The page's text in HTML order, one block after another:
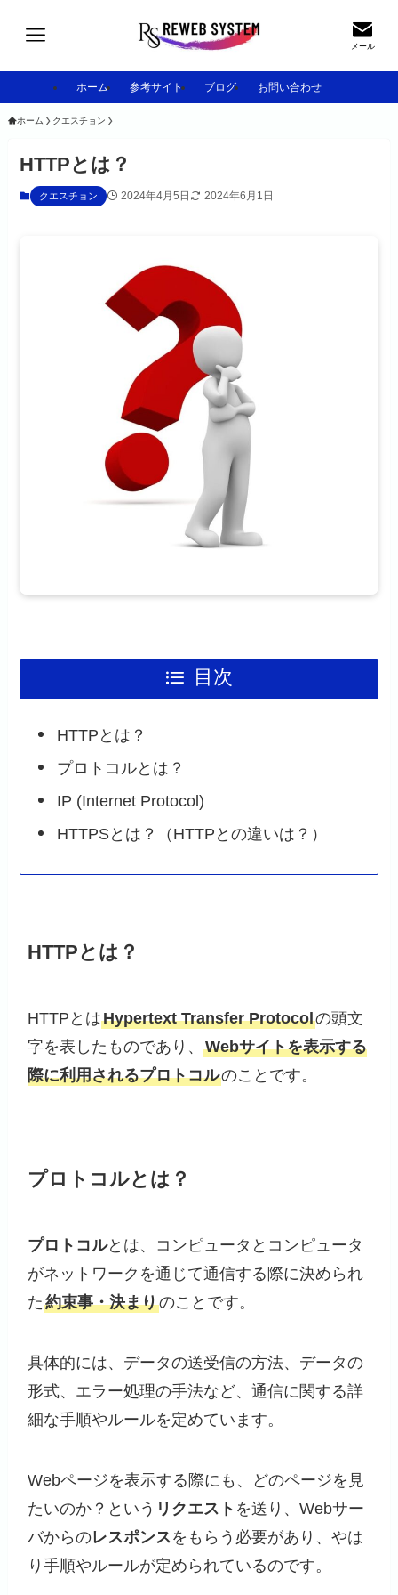
メール
ホーム 参考サイト ブログ お問い合わせ
ホーム クエスチョン
HTTPとは？
クエスチョン 2024年4月5日 2024年6月1日
目次
HTTPとは？
プロトコルとは？
IP (Internet Protocol)
HTTPSとは？（HTTPとの違いは？）
HTTPとは？
HTTPとはHypertext Transfer Protocolの頭文
字を表したものであり、Webサイトを表示する
際に利用されるプロトコルのことです。
プロトコルとは？
プロトコルとは、コンピュータとコンピュータ
がネットワークを通じて通信する際に決められ
た約束事・決まりのことです。
具体的には、データの送受信の方法、データの
形式、エラー処理の手法など、通信に関する詳
細な手順やルールを定めています。
Webページを表示する際にも、どのページを見
たいのか？という リクエスト を送り、Webサー
バからのレスポンスをもらう必要があり、やは
り手順やルールが定められているのです。